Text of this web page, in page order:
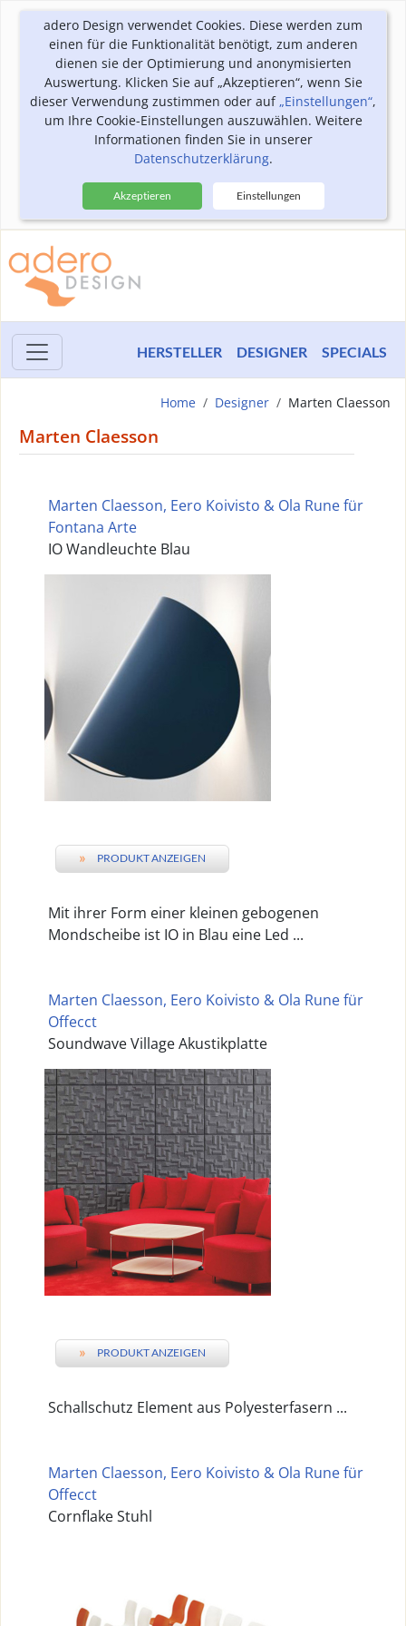
adero Design verwendet Cookies. Diese werden zum
einen für die Funktionalität benötigt, zum anderen
dienen sie der Optimierung und anonymisierten
Auswertung. Klicken Sie auf „Akzeptieren“, wenn Sie
dieser Verwendung zustimmen oder auf„Einstellungen“,
um Ihre Cookie-Einstellungen auszuwählen. Weitere
Informationen finden Sie in unserer
Datenschutzerklärung.
Akzeptieren Einstellungen
HERSTELLER DESIGNER SPECIALS
Home Designer Marten Claesson
Marten Claesson
Marten Claesson, Eero Koivisto & Ola Rune für
Fontana Arte
IO Wandleuchte Blau
» PRODUKT ANZEIGEN
Mit ihrer Form einer kleinen gebogenen
Mondscheibe ist IO in Blau eine Led ...
Marten Claesson, Eero Koivisto & Ola Rune für
Offecct
Soundwave Village Akustikplatte
» PRODUKT ANZEIGEN
Schallschutz Element aus Polyesterfasern ...
Marten Claesson, Eero Koivisto & Ola Rune für
Offecct
Cornflake Stuhl